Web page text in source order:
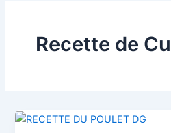
Recette de